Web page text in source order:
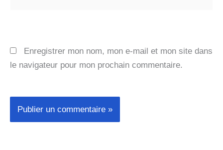
Enregistrer mon nom, mon e-mail et mon site dans
le navigateur pour mon prochain commentaire.